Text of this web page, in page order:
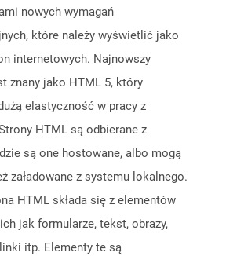
nowych wymagań
które należy wyświetlić jako
internetowych. Najnowszy
znany jako HTML 5, który
elastyczność w pracy z
HTML są odbierane z
są one hostowane, albo mogą
załadowane z systemu lokalnego.
HTML składa się z elementów
jak formularze, tekst, obrazy,
itp. Elementy te są